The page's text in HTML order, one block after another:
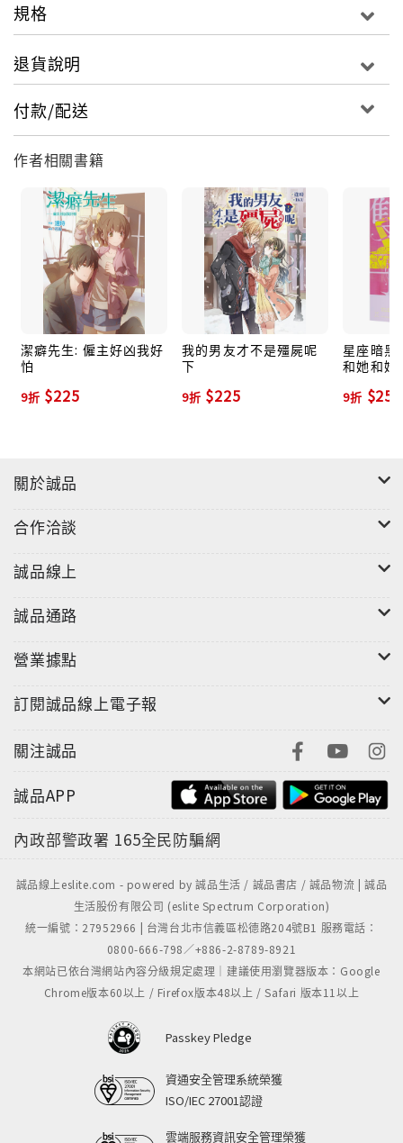
誰也不知道，那是因為他不能留下把柄給「那群人」，
眠。
直到他遇上了街頭畫家兼化妝師夏意，
一幅畫、簡單幾筆線條，勾勒出韓淨安封閉的心，
他才深深震撼，原來竟有一個女子能讓「活死人」也心
動。
然而，他卻沒想到，經歷第一次的偶遇惜別，
第二次的相遇，竟是少女心跳將停之時……
最近在為出了社會以後就看不到深夜直播而困擾著。
規格
退貨說明
付款/配送
作者相關書籍
潔癖先生: 僱主好凶我好
怕
9折 $225
我的男友才不是殭屍呢
下
9折 $225
星座暗黑
和她和她
9折 $252
關於誠品
合作洽談
誠品線上
誠品通路
營業據點
訂閱誠品線上電子報
關注誠品
誠品APP
內政部警政署 165全民防騙網
誠品線上eslite.com - powered by 誠品生活 / 誠品書店 / 誠品物流 | 誠品
生活股份有限公司 (eslite Spectrum Corporation)
統一編號：27952966 | 台灣台北市信義區松德路204號B1 服務電話：
0800-666-798／+886-2-8789-8921
本網站已依台灣網站內容分級規定處理｜建議使用瀏覽器版本：Google
Chrome版本60以上 / Firefox版本48以上 / Safari 版本11以上
Passkey Pledge
資通安全管理系統榮獲
ISO/IEC 27001認證
雲端服務資訊安全管理榮獲